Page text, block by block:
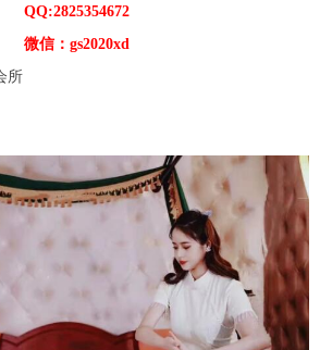
QQ:2825354672
微信：gs2020xd
所